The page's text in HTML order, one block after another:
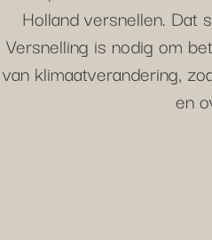
Holland versnellen. Dat
Versnelling is nodig om
van klimaatverandering,
en